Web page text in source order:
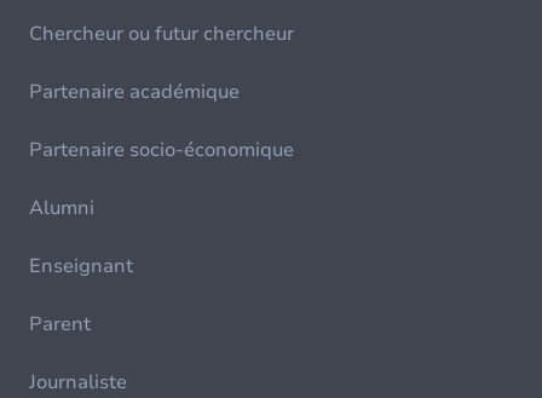
Chercheur ou futur chercheur
Partenaire académique
Partenaire socio-économique
Alumni
Enseignant
Parent
Journaliste